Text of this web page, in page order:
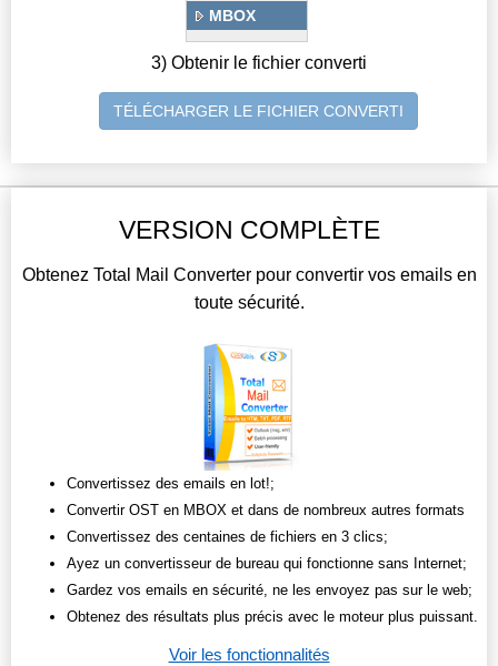
MBOX
3) Obtenir le fichier converti
TÉLÉCHARGER LE FICHIER CONVERTI
VERSION COMPLÈTE
Obtenez Total Mail Converter pour convertir vos emails en
toute sécurité.
Convertissez des emails en lot!;
Convertir OST en MBOX et dans de nombreux autres formats
Convertissez des centaines de fichiers en 3 clics;
Ayez un convertisseur de bureau qui fonctionne sans Internet;
Gardez vos emails en sécurité, ne les envoyez pas sur le web;
Obtenez des résultats plus précis avec le moteur plus puissant.
Voir les fonctionnalités